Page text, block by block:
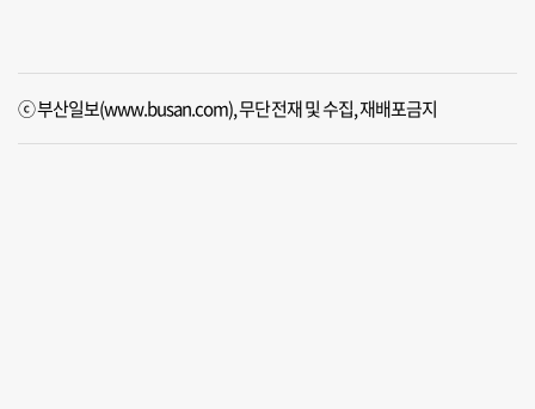
ⓒ 부산일보(www.busan.com), 무단전재 및 수집, 재배포금지